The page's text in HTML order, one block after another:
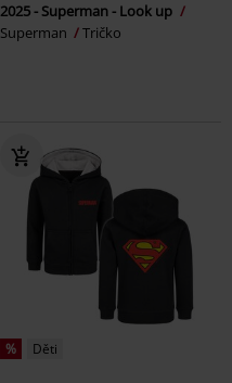
2025 - Superman - Look up
Superman
Tričko
% Děti